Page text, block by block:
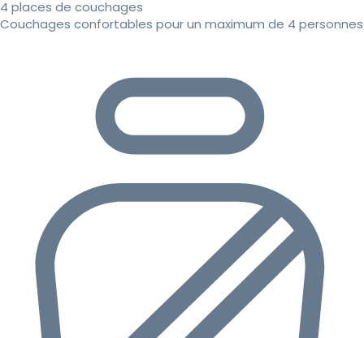
4 places de couchages
Couchages confortables pour un maximum de 4 personnes